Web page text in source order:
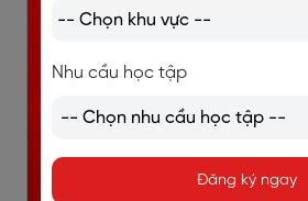
Khóa học tiếng Anh giao tiếp
Khóa học tiếng Anh giao tiếp
Khóa học tiếng Anh giao tiếp
Đăng ký nhận tài liệu tiếng Anh
Nhu cầu học tập
Đăng ký ngay